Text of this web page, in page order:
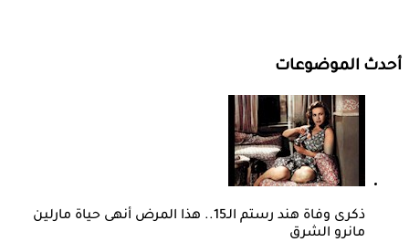
أحدث الموضوعات
ذكرى وفاة هند رستم الـ15.. هذا المرض أنهى حياة مارلين
مانرو الشرق